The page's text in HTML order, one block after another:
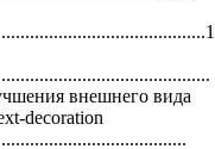
внешнего вида
decoration